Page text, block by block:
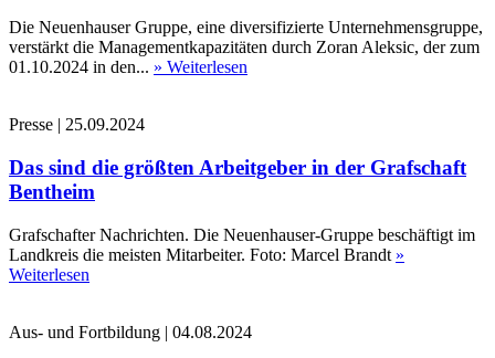
Die Neuenhauser Gruppe, eine diversifizierte Unternehmensgruppe,
verstärkt die Managementkapazitäten durch Zoran Aleksic, der zum
01.10.2024 in den... » Weiterlesen
Presse | 25.09.2024
Das sind die größten Arbeitgeber in der Grafschaft
Bentheim
Grafschafter Nachrichten. Die Neuenhauser-Gruppe beschäftigt im
Landkreis die meisten Mitarbeiter. Foto: Marcel Brandt »
Weiterlesen
Aus- und Fortbildung | 04.08.2024